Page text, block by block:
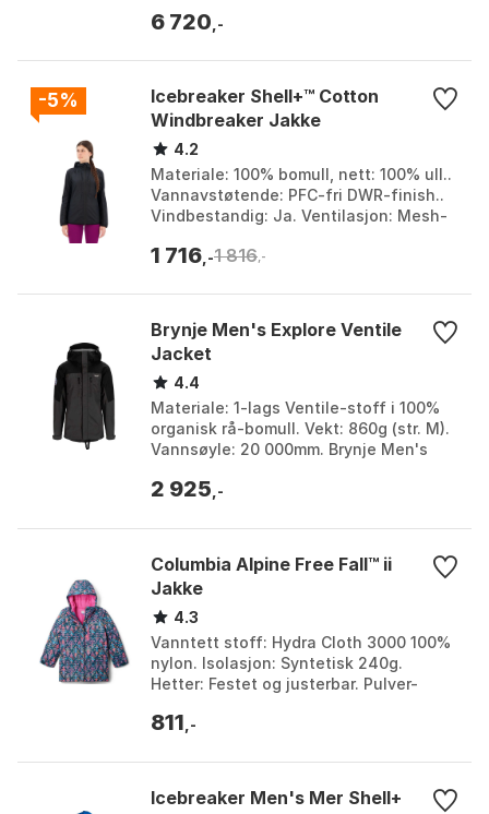
blue 1, Deep sea...
6 720 ,-
-5%
Icebreaker Shell+™ Cotton
Windbreaker Jakke
4.2
Materiale: 100% bomull, nett: 100% ull..
Vannavstøtende: PFC-fri DWR-finish..
Vindbestandig: Ja. Ventilasjon: Mesh-
Farge: Bla...
1 716 ,-1 816 ,-
Brynje Men's Explore Ventile
Jacket
4.4
Materiale: 1-lags Ventile-stoff i 100%
organisk rå-bomull. Vekt: 860g (str. M).
Vannsøyle: 20 000mm. Brynje Men's
Allsidig, s...
2 925 ,-
Columbia Alpine Free Fall™ ii
Jakke
4.3
Vanntett stoff: Hydra Cloth 3000 100%
nylon. Isolasjon: Syntetisk 240g.
Hetter: Festet og justerbar. Pulver-
Farge: Night ...
811 ,-
Icebreaker Men's Mer Shell+